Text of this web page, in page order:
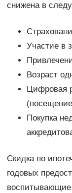
снижена в
Участие в
Возраст
Цифровая
Покупка
Скидка по
годовых
воспитывающие